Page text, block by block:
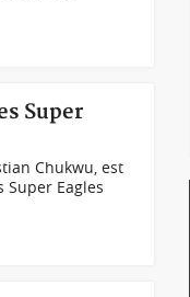
Super
Chukwu, est
Eagles